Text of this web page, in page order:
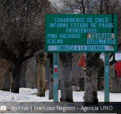
Archivo | Francisco Negroni – Agencia UNO